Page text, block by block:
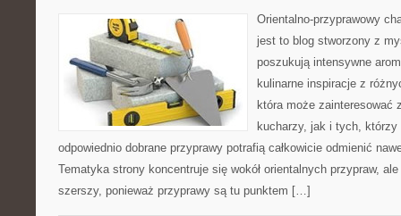
Orientalno-przyprawowy
jest to blog stworzony z
poszukują intensywne
kulinarne inspiracje z
która może zainteresować
kucharzy, jak i tych, którzy
odpowiednio dobrane przyprawy potrafią całkowicie odmienić
Tematyka strony koncentruje się wokół orientalnych przypraw,
szerszy, ponieważ przyprawy są tu punktem […]